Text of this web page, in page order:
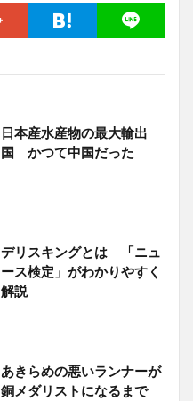
日本産水産物の最大輸出
国 かつて中国だった
デリスキングとは 「ニュ
ース検定」がわかりやすく
解説
あきらめの悪いランナーが
銅メダリストになるまで